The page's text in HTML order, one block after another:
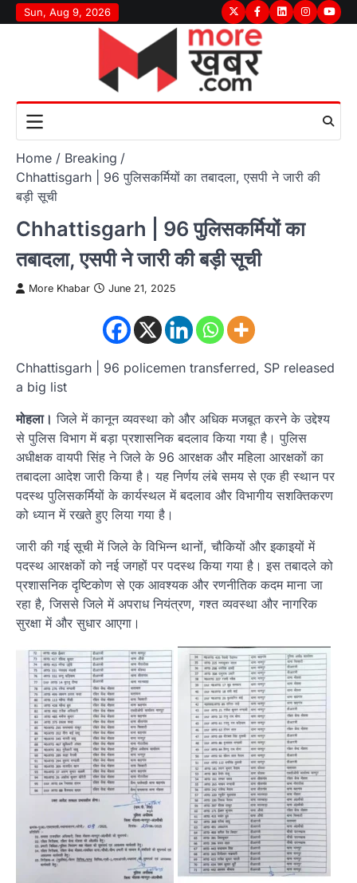
Skip
to
Sun, Aug 9, 2026 TwitterFacebook
LinkedInInstagram
Home
Breaking
Chhattisgarh | 96 पुलिसकर्मियों का तबादला, एसपी ने जारी की
बड़ी सूची
Chhattisgarh | 96 पुलिसकर्मियों का
तबादला, एसपी ने जारी की बड़ी सूची
More Khabar June 21, 2025
Chhattisgarh | 96 policemen transferred, SP released
a big list
मोहला। जिले में कानून व्यवस्था को और अधिक मजबूत करने के उद्देश्य
से पुलिस विभाग में बड़ा प्रशासनिक बदलाव किया गया है। पुलिस
अधीक्षक वायपी सिंह ने जिले के 96 आरक्षक और महिला आरक्षकों का
तबादला आदेश जारी किया है। यह निर्णय लंबे समय से एक ही स्थान पर
पदस्थ पुलिसकर्मियों के कार्यस्थल में बदलाव और विभागीय सशक्तिकरण
को ध्यान में रखते हुए लिया गया है।
जारी की गई सूची में जिले के विभिन्न थानों, चौकियों और इकाइयों में
पदस्थ आरक्षकों को नई जगहों पर पदस्थ किया गया है। इस तबादले को
प्रशासनिक दृष्टिकोण से एक आवश्यक और रणनीतिक कदम माना जा
रहा है, जिससे जिले में अपराध नियंत्रण, गश्त व्यवस्था और नागरिक
सुरक्षा में और सुधार आएगा।